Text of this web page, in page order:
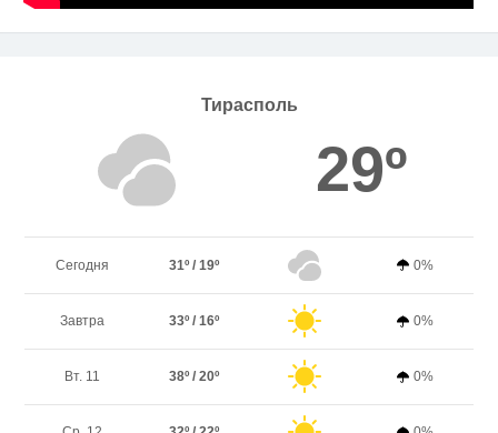
Тирасполь
29º
Сегодня 31º / 19º 0%
Завтра 33º / 16º 0%
Вт. 11 38º / 20º 0%